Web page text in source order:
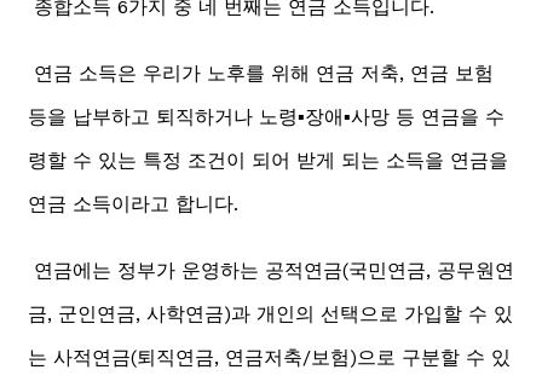
종합소득 6가지 중 네 번째는 연금 소득입니다.
연금 소득은 우리가 노후를 위해 연금 저축, 연금 보험
등을 납부하고 퇴직하거나 노령▪️장애▪️사망 등 연금을 수
령할 수 있는 특정 조건이 되어 받게 되는 소득을 연금을
연금 소득이라고 합니다.
연금에는 정부가 운영하는 공적연금(국민연금, 공무원연
금, 군인연금, 사학연금)과 개인의 선택으로 가입할 수 있
는 사적연금(퇴직연금, 연금저축/보험)으로 구분할 수 있